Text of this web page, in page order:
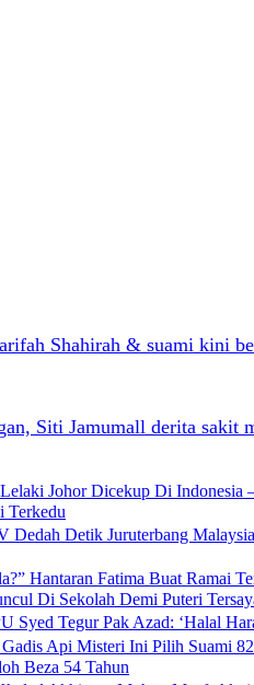
Shahirah & suami kini
Siti Jamumall derita sakit
Terkedu
Di Sekolah Demi Puteri
Beza 54 Tahun